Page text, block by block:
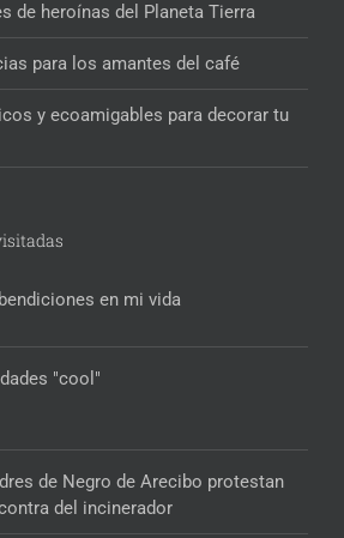
de heroínas del Planeta Tierra
para los amantes del café
y ecoamigables para decorar tu
en mi vida
"cool"
de Negro de Arecibo protestan
del incinerador